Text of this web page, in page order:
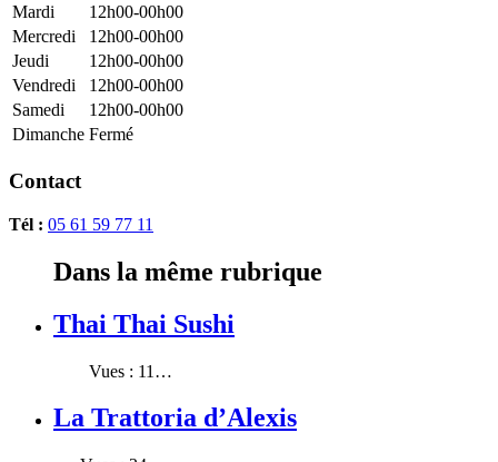
Mardi
12h00-00h00
Mercredi
12h00-00h00
Jeudi
12h00-00h00
Vendredi
12h00-00h00
Samedi
12h00-00h00
Dimanche Fermé
Contact
Tél : 05 61 59 77 11
Dans la même rubrique
Thai Thai Sushi
Vues : 11…
La Trattoria d’Alexis